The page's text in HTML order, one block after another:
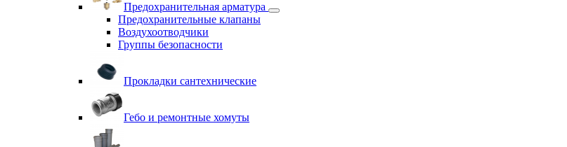
Предохранительная арматура
Предохранительные клапаны
Воздухоотводчики
Группы безопасности
Прокладки сантехнические
Гебо и ремонтные хомуты